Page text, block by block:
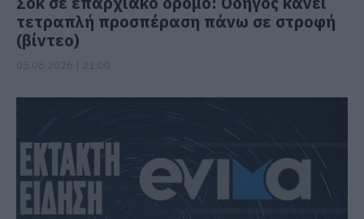
τετραπλή προσπέραση πάνω σε στροφή
(βίντεο)